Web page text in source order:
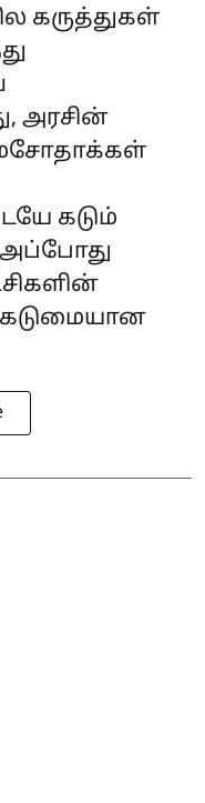
கருத்துகள்
அரசின்
கடும்
கடுமையான